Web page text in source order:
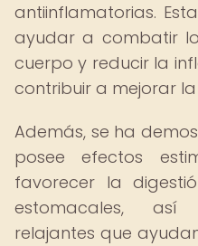
antiinflamatorias.
ayudar a combatir
cuerpo y reducir la
contribuir a mejorar
Además, se ha
posee efectos
favorecer la
estomacales, así
relajantes que